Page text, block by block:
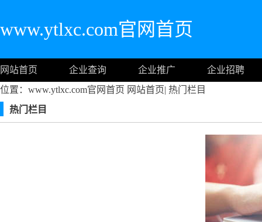
www.ytlxc.com官网首页
网站首页 企业查询 企业推广
企业招聘
位置：www.ytlxc.com官网首页 网站首页| 热门栏目
热门栏目